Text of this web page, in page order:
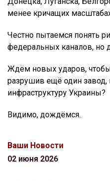
менее кричащих
Честно пытаемся понять
федеральных каналов, но
Ждём новых ударов,
разрушив ещё один
инфраструктуру Украины?
Видимо, дождёмся.
Ваши Новости
02 июня 2026